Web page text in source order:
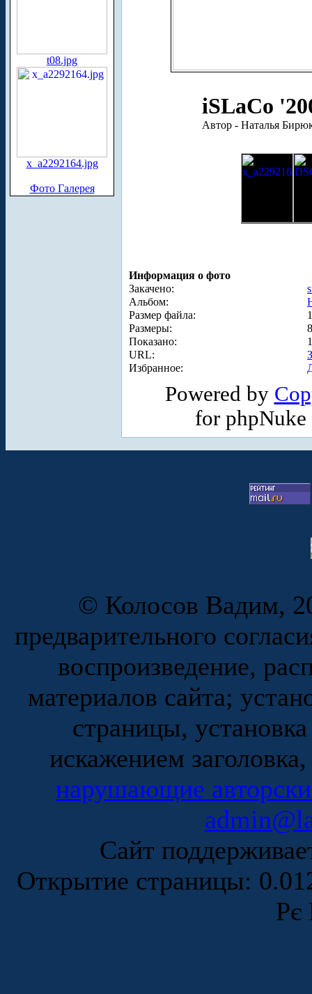
t08.jpg
x_a2292164.jpg
Фото Галерея
iSLaCo
Автор - Наталья
Информация о фото
Закачено:
Альбом:
Размер файла:
Размеры:
Показано:
URL:
Избранное:
Powered by
for
© Колосов Вадим,
предварительного
воспроизведение,
материалов сайта;
страницы,
искажением
нарушающие
Сайт
Открытие страницы:
Рє